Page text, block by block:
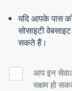
यदि आपके पास
सोसाइटी
सकते हैं।
आप इन
सक्षम हो